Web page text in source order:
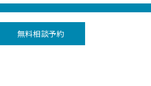
無料相談予約
＞
テトリア本八幡
＞
お知らせ
＞
お盆も休まず